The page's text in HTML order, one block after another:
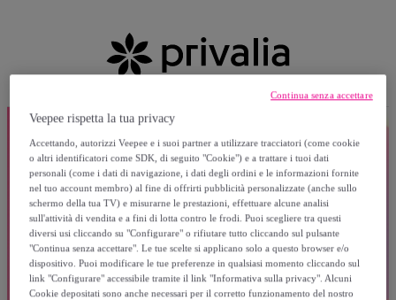
Veepee rispetta la tua privacy
Accettando, autorizzi Veepee e i suoi partner a utilizzare tracciatori (come cookie
o altri identificatori come SDK, di seguito "Cookie") e a trattare i tuoi dati
personali (come i dati di navigazione, i dati degli ordini e le informazioni fornite
nel tuo account membro) al fine di offrirti pubblicità personalizzate (anche sullo
schermo della tua TV) e misurarne le prestazioni, effettuare alcune analisi
sull'attività di vendita e a fini di lotta contro le frodi. Puoi scegliere tra questi
diversi usi cliccando su "Configurare" o rifiutare tutto cliccando sul pulsante
"Continua senza accettare". Le tue scelte si applicano solo a questo browser e/o
dispositivo. Puoi modificare le tue preferenze in qualsiasi momento cliccando sul
link "Configurare" accessibile tramite il link "Informativa sulla privacy". Alcuni
Cookie depositati sono anche necessari per il corretto funzionamento del nostro
Continua senza accettare